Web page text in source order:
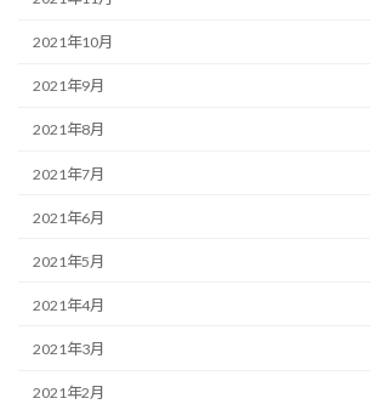
2021年10月
2021年9月
2021年8月
2021年7月
2021年6月
2021年5月
2021年4月
2021年3月
2021年2月